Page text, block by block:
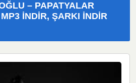
– PAPATYALAR
İNDIR, ŞARKI İNDIR